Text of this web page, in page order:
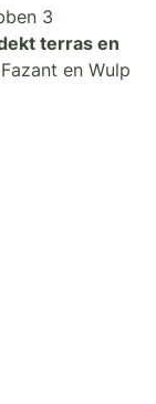
3
terras en
en Wulp